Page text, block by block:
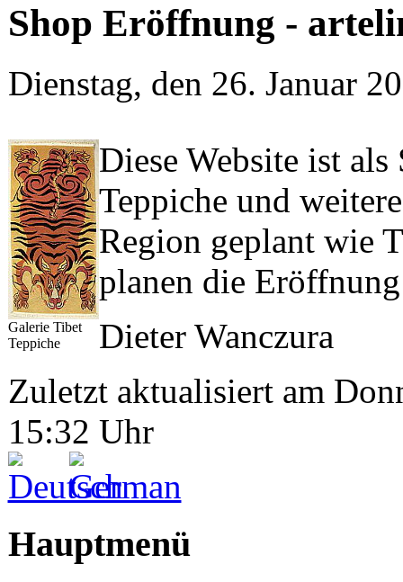
Shop Eröffnung -
Dienstag, den 26. Januar
Galerie Tibet
Teppiche
Diese Website ist
Teppiche und
Region geplant wie
planen die
Dieter Wanczura
Zuletzt aktualisiert am
15:32 Uhr
Hauptmenü